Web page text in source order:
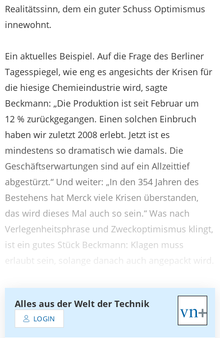
Realitätssinn, dem ein guter Schuss Optimismus
innewohnt.
Ein aktuelles Beispiel. Auf die Frage des Berliner
Tagesspiegel, wie eng es angesichts der Krisen für
die hiesige Chemieindustrie wird, sagte
Beckmann: „Die Produktion ist seit Februar um
12 % zurückgegangen. Einen solchen Einbruch
haben wir zuletzt 2008 erlebt. Jetzt ist es
mindestens so dramatisch wie damals. Die
Geschäftserwartungen sind auf ein Allzeittief
abgestürzt.“ Und weiter: „In den 354 Jahren des
Bestehens hat Merck viele Krisen überstanden,
das wird dieses Mal auch so sein.“ Was nach
Verlegenheitsphrase und Zweckoptimismus klingt,
ist ein gutes Stück Beckmann: Klagen muss
erlaubt sein, solange danach auch angepackt wird.
Alles aus der Welt der Technik
LOGIN